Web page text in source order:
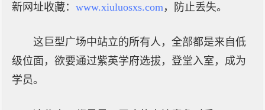
新网址收藏： www.xiuluosxs.com，防止丢失。
这巨型广场中站立的所有人，全部都是来自低
级位面，欲要通过紫英学府选拔，登堂入室，成为
学员。